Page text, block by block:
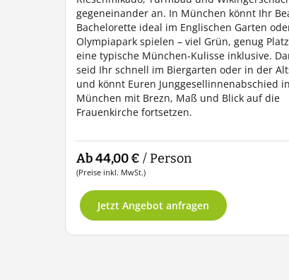
gegeneinander an. In München könnt Ihr
Bachelorette ideal im Englischen Garten
Olympiapark spielen – viel Grün, genug
eine typische München-Kulisse inklusive.
seid Ihr schnell im Biergarten oder in der
und könnt Euren Junggesellinnenabschied in
München mit Brezn, Maß und Blick auf die
Frauenkirche fortsetzen.
Ab 44,00 € / Person
(Preise inkl. MwSt.)
Jetzt Angebot anfragen